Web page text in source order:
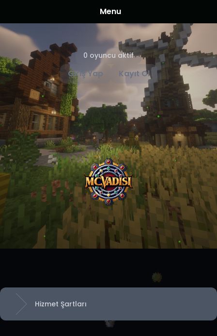
0 oyuncu aktif
Giriş Yap Kayıt Ol
Menu
AnasayfaHizmet Şartları